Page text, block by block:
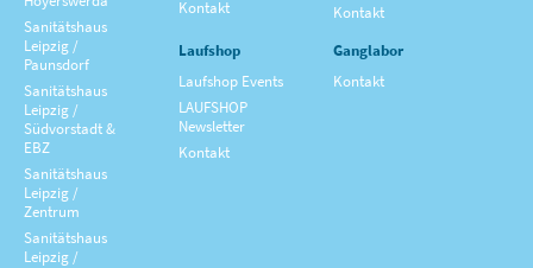
Sanitätshaus
Leipzig /
Paunsdorf
Sanitätshaus
Leipzig /
Südvorstadt &
EBZ
Sanitätshaus
Leipzig /
Zentrum
Sanitätshaus
Leipzig /
Kontakt
Kontakt
Laufshop
Laufshop Events
LAUFSHOP
Newsletter
Kontakt
Ganglabor
Kontakt